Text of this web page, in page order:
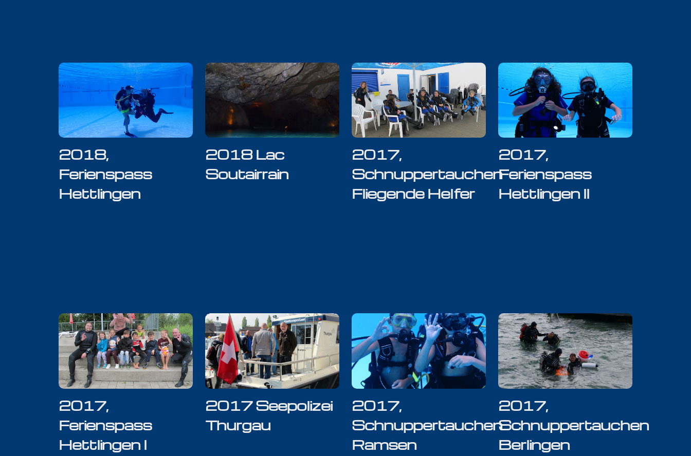
2018,
Ferienspass
Hettlingen
2018 Lac
Soutairrain
2017,
Schnuppertauchen
Fliegende Helfer
2017,
Ferienspass
Hettlingen ll
2017,
Ferienspass
Hettlingen l
2017 Seepolizei
Thurgau
2017,
Schnuppertauchen
Ramsen
2017,
Schnuppertauchen
Berlingen